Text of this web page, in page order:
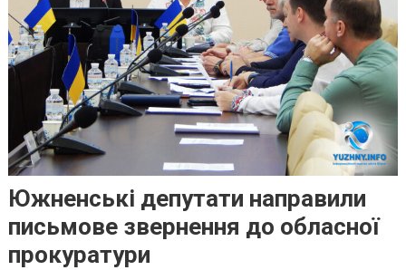
Южненські депутати направили
письмове звернення до обласної
прокуратури